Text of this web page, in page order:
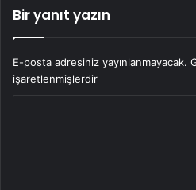
Bir yanıt yazın
E-posta adresiniz yayınlanmayacak.
işaretlenmişlerdir